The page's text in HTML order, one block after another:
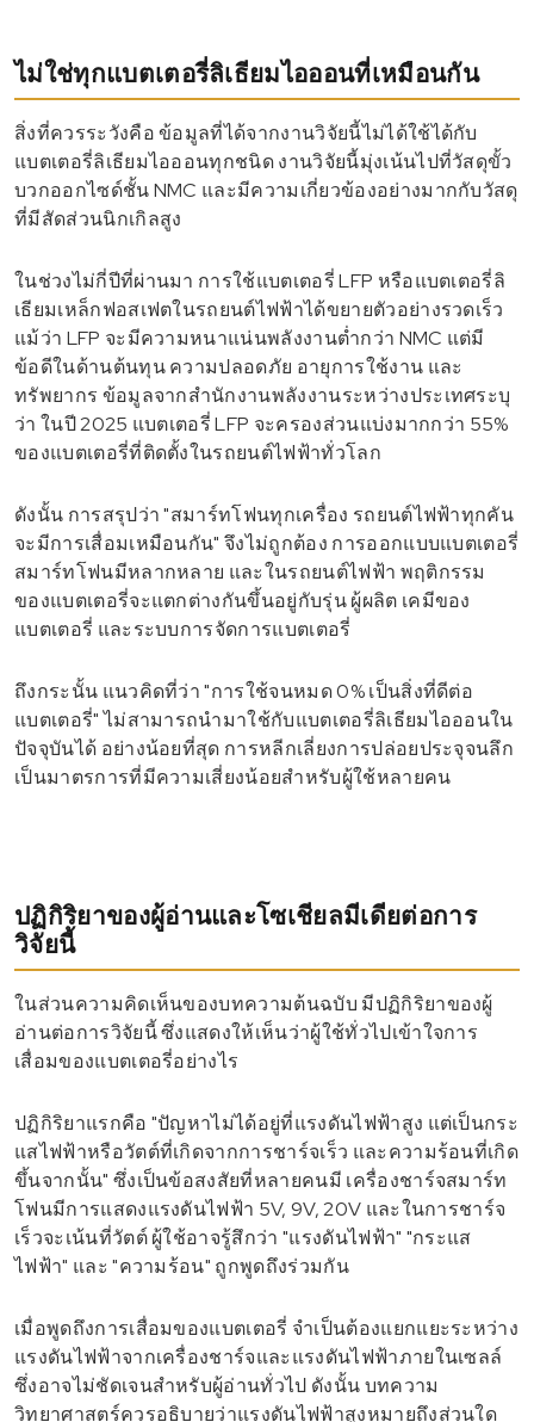
ไม่ใช่ทุกแบตเตอรี่ลิเธียมไอออนที่เหมือนกัน
สิ่งที่ควรระวังคือ ข้อมูลที่ได้จากงานวิจัยนี้ไม่ได้ใช้ได้กับ
แบตเตอรี่ลิเธียมไอออนทุกชนิด งานวิจัยนี้มุ่งเน้นไปที่วัสดุขั้ว
บวกออกไซด์ชั้น NMC และมีความเกี่ยวข้องอย่างมากกับวัสดุ
ที่มีสัดส่วนนิกเกิลสูง
ในช่วงไม่กี่ปีที่ผ่านมา การใช้แบตเตอรี่ LFP หรือแบตเตอรี่ลิ
เธียมเหล็กฟอสเฟตในรถยนต์ไฟฟ้าได้ขยายตัวอย่างรวดเร็ว
แม้ว่า LFP จะมีความหนาแน่นพลังงานต่ำกว่า NMC แต่มี
ข้อดีในด้านต้นทุน ความปลอดภัย อายุการใช้งาน และ
ทรัพยากร ข้อมูลจากสำนักงานพลังงานระหว่างประเทศระบุ
ว่า ในปี 2025 แบตเตอรี่ LFP จะครองส่วนแบ่งมากกว่า 55%
ของแบตเตอรี่ที่ติดตั้งในรถยนต์ไฟฟ้าทั่วโลก
ดังนั้น การสรุปว่า "สมาร์ทโฟนทุกเครื่อง รถยนต์ไฟฟ้าทุกคัน
จะมีการเสื่อมเหมือนกัน" จึงไม่ถูกต้อง การออกแบบแบตเตอรี่
สมาร์ทโฟนมีหลากหลาย และในรถยนต์ไฟฟ้า พฤติกรรม
ของแบตเตอรี่จะแตกต่างกันขึ้นอยู่กับรุ่น ผู้ผลิต เคมีของ
แบตเตอรี่ และระบบการจัดการแบตเตอรี่
ถึงกระนั้น แนวคิดที่ว่า "การใช้จนหมด 0% เป็นสิ่งที่ดีต่อ
แบตเตอรี่" ไม่สามารถนำมาใช้กับแบตเตอรี่ลิเธียมไอออนใน
ปัจจุบันได้ อย่างน้อยที่สุด การหลีกเลี่ยงการปล่อยประจุจนลึก
เป็นมาตรการที่มีความเสี่ยงน้อยสำหรับผู้ใช้หลายคน
ปฏิกิริยาของผู้อ่านและโซเชียลมีเดียต่อการ
วิจัยนี้
ในส่วนความคิดเห็นของบทความต้นฉบับ มีปฏิกิริยาของผู้
อ่านต่อการวิจัยนี้ ซึ่งแสดงให้เห็นว่าผู้ใช้ทั่วไปเข้าใจการ
เสื่อมของแบตเตอรี่อย่างไร
ปฏิกิริยาแรกคือ "ปัญหาไม่ได้อยู่ที่แรงดันไฟฟ้าสูง แต่เป็นกระ
แสไฟฟ้าหรือวัตต์ที่เกิดจากการชาร์จเร็ว และความร้อนที่เกิด
ขึ้นจากนั้น" ซึ่งเป็นข้อสงสัยที่หลายคนมี เครื่องชาร์จสมาร์ท
โฟนมีการแสดงแรงดันไฟฟ้า 5V, 9V, 20V และในการชาร์จ
เร็วจะเน้นที่วัตต์ ผู้ใช้อาจรู้สึกว่า "แรงดันไฟฟ้า" "กระแส
ไฟฟ้า" และ "ความร้อน" ถูกพูดถึงร่วมกัน
เมื่อพูดถึงการเสื่อมของแบตเตอรี่ จำเป็นต้องแยกแยะระหว่าง
แรงดันไฟฟ้าจากเครื่องชาร์จและแรงดันไฟฟ้าภายในเซลล์
ซึ่งอาจไม่ชัดเจนสำหรับผู้อ่านทั่วไป ดังนั้น บทความ
วิทยาศาสตร์ควรอธิบายว่าแรงดันไฟฟ้าสูงหมายถึงส่วนใด